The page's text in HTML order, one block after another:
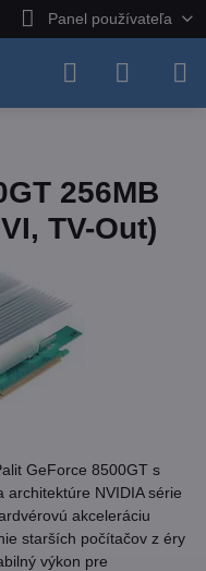
Panel používateľa
256MB
TV-Out)
GeForce 8500GT s
architektúre NVIDIA série
akceleráciu
starších počítačov z éry
výkon pre